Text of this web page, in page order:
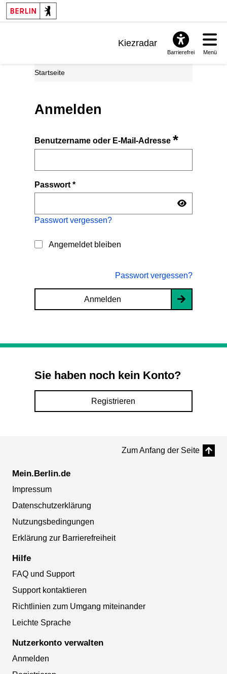
Kiezradar
Barrierefrei Menü
Startseite
Anmelden
Benutzername oder E-Mail-Adresse*
Passwort*
Passwort vergessen?
Angemeldet bleiben
Passwort vergessen?
Anmelden
Sie haben noch kein Konto?
Registrieren
Zum Anfang der Seite
Mein.Berlin.de
Impressum
Datenschutzerklärung
Nutzungsbedingungen
Erklärung zur Barrierefreiheit
Hilfe
FAQ und Support
Support kontaktieren
Richtlinien zum Umgang miteinander
Leichte Sprache
Nutzerkonto verwalten
Anmelden